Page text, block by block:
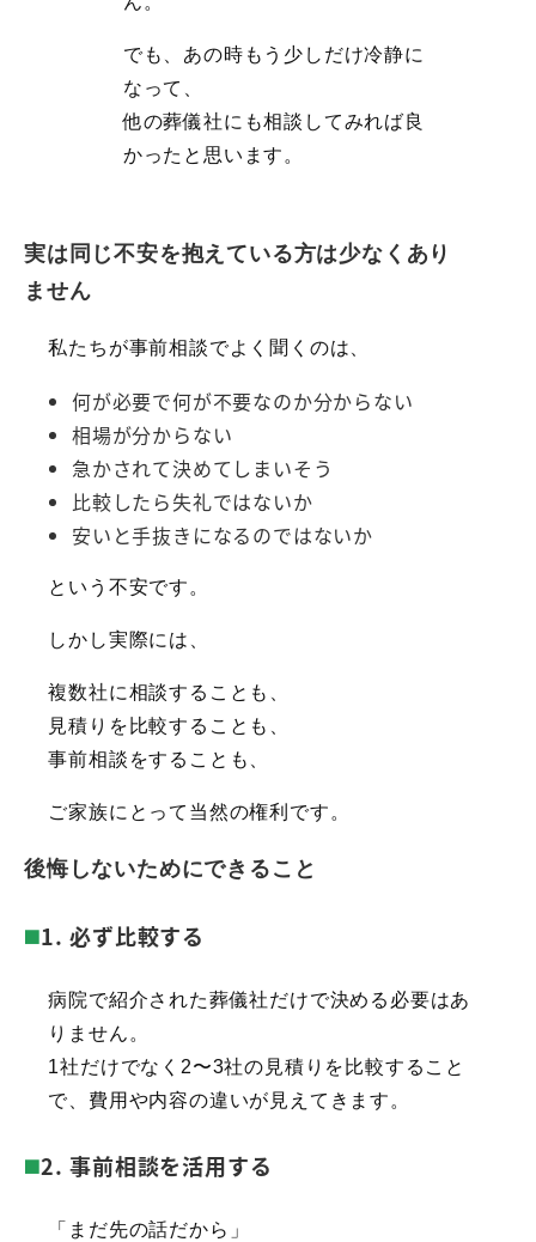
でも、あの時もう少しだけ冷静に
なって、
他の葬儀社にも相談してみれば良
かったと思います。
実は同じ不安を抱えている方は少なくあり
ません
私たちが事前相談でよく聞くのは、
何が必要で何が不要なのか分からない
相場が分からない
急かされて決めてしまいそう
比較したら失礼ではないか
安いと手抜きになるのではないか
という不安です。
しかし実際には、
複数社に相談することも、
見積りを比較することも、
事前相談をすることも、
ご家族にとって当然の権利です。
後悔しないためにできること
1. 必ず比較する
病院で紹介された葬儀社だけで決める必要はあ
りません。
1社だけでなく2〜3社の見積りを比較すること
で、費用や内容の違いが見えてきます。
2. 事前相談を活用する
「まだ先の話だから」